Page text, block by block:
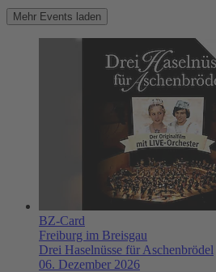
Mehr Events laden
BZ-Card
Freiburg im Breisgau
Drei Haselnüsse für Aschenbrödel
06. Dezember 2026